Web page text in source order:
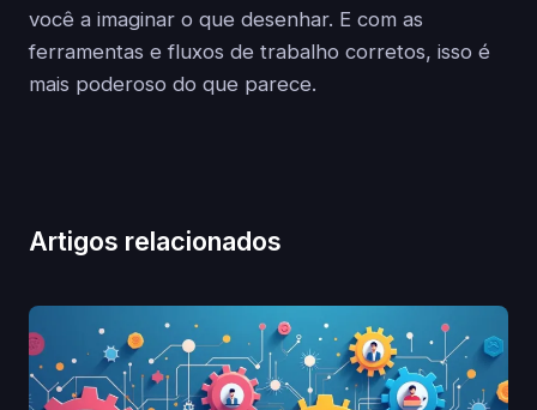
você a imaginar o que desenhar. E com as
ferramentas e fluxos de trabalho corretos, isso é
mais poderoso do que parece.
Artigos relacionados